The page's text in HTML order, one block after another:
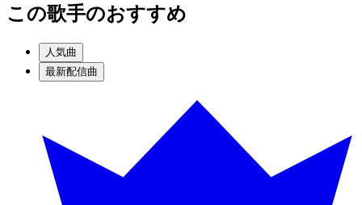
この歌手のおすすめ
人気曲
最新配信曲